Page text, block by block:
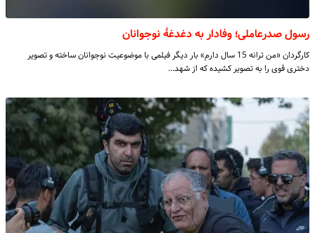
رسول صدرعاملی؛ وفادار به دغدغۀ نوجوانان
کارگردان «من ترانه 15 سال دارم» بار دیگر فیلمی با موضوعیت نوجوانان ساخته و تصویر
دختری قوی را به تصویر کشیده که از شهد…